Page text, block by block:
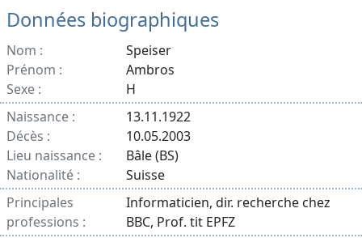
Données biographiques
Nom :
Speiser
Prénom :
Ambros
Sexe :
H
Naissance :
13.11.1922
Décès :
10.05.2003
Lieu naissance :
Bâle (BS)
Nationalité :
Suisse
Principales
professions :
Informaticien, dir. recherche chez
BBC, Prof. tit EPFZ